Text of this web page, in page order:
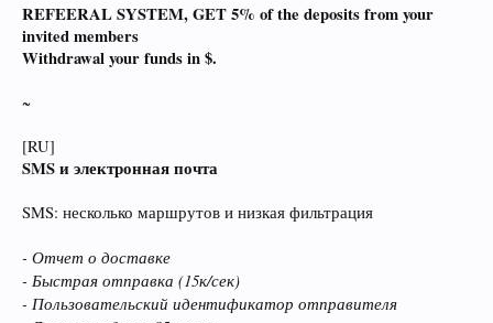
REFEERAL SYSTEM, GET 5% of the deposits from your
invited members
Withdrawal your funds in $.
~
[RU]
SMS и электронная почта
SMS: несколько маршрутов и низкая фильтрация
- Отчет о доставке
- Быстрая отправка (15к/сек)
- Пользовательский идентификатор отправителя